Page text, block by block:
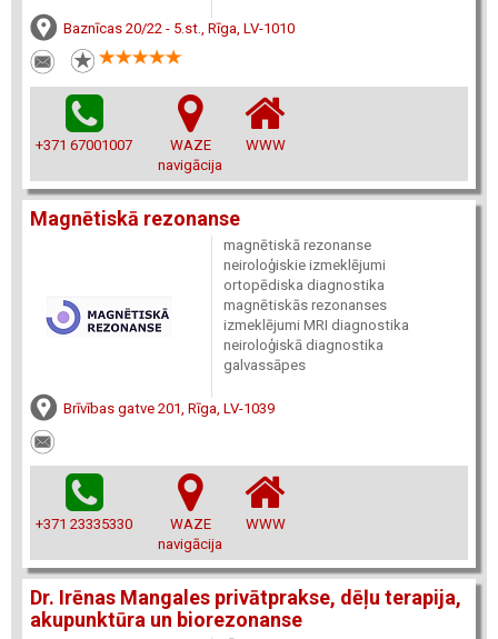
Baznīcas 20/22 - 5.st., Rīga, LV-1010
+371 67001007
WAZE
navigācija
WWW
Magnētiskā rezonanse
magnētiskā rezonanse
neiroloģiskie izmeklējumi
ortopēdiska diagnostika
magnētiskās rezonanses
izmeklējumi MRI diagnostika
neiroloģiskā diagnostika
galvassāpes
Brīvības gatve 201, Rīga, LV-1039
+371 23335330
WAZE
navigācija
WWW
Dr. Irēnas Mangales privātprakse, dēļu terapija,
akupunktūra un biorezonanse